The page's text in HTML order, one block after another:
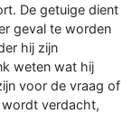
De getuige dient
geval te worden
hij zijn
weten wat hij
voor de vraag of
verdacht,